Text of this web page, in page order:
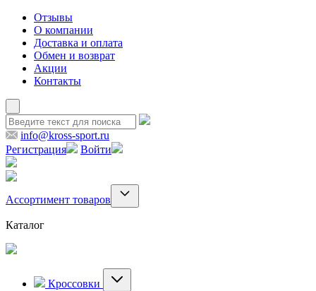
Отзывы
О компании
Доставка и оплата
Обмен и возврат
Акции
Контакты
info@kross-sport.ru
Регистрация
Войти
Ассортимент товаров
Каталог
Кроссовки